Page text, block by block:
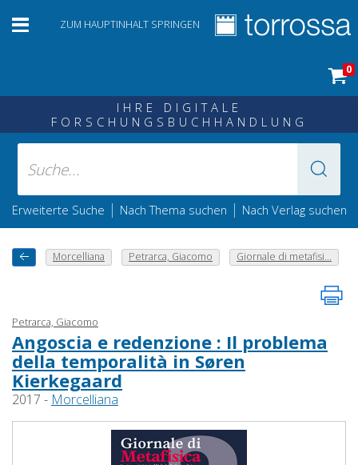
ZUM HAUPTINHALT SPRINGEN
0
IHRE DIGITALE
FORSCHUNGSBUCHHANDLUNG
Erweiterte Suche | Nach Thema suchen | Nach Verlag suchen
Morcelliana Petrarca, Giacomo Giornale di metafisi...
Petrarca, Giacomo
Angoscia e redenzione : Il problema
della temporalità in Søren
Kierkegaard
2017 - Morcelliana